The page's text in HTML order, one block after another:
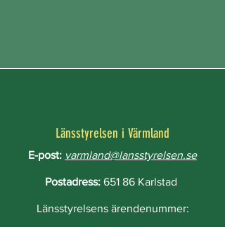
Länsstyrelsen i Värmland
E-post: varmland@lansstyrelsen.se
Postadress: 651 86 Karlstad
Länsstyrelsens ärendenummer: